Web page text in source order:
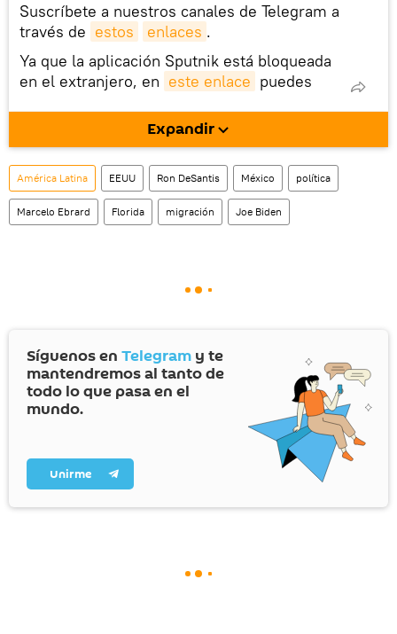
Suscríbete a nuestros canales de Telegram a
través de estos enlaces .
Ya que la aplicación Sputnik está bloqueada
en el extranjero, en este enlace puedes
móvil (¡solo para Android!).
También tenemos una cuenta en la red
social rusa VK .
Expandir
América Latina EEUU Ron DeSantis México política
Marcelo Ebrard Florida migración Joe Biden
Síguenos en Telegram y te
mantendremos al tanto de
todo lo que pasa en el
mundo.
Unirme